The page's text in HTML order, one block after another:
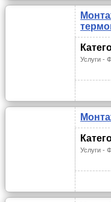
Услуги -
Услуги -